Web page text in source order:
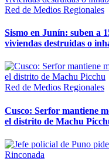
Red de Medios Regionales
Sismo en Junín: suben a
viviendas destruidas o
Red de Medios Regionales
Cusco: Serfor mantiene
el distrito de Machu